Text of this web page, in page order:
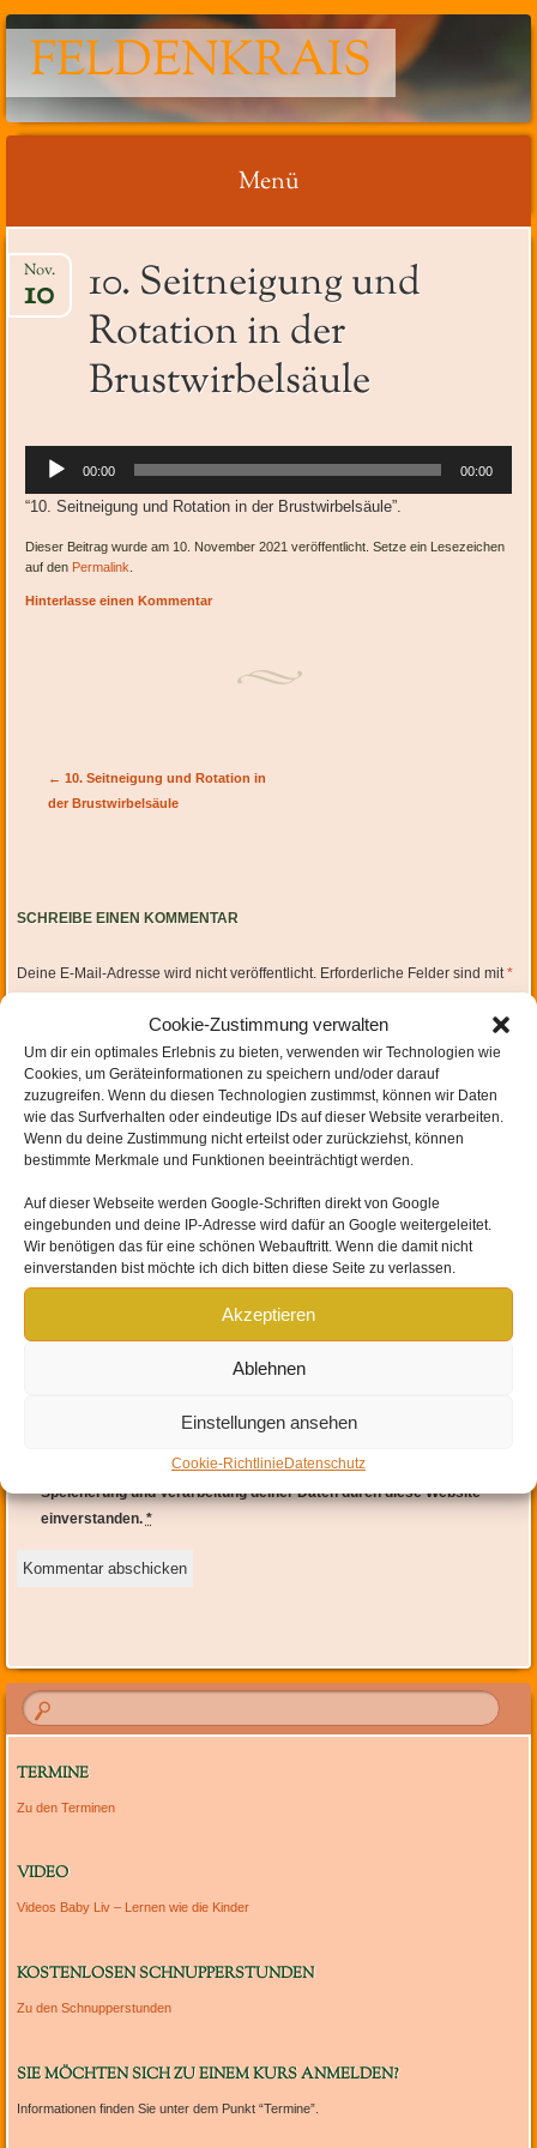
Cookie-Zustimmung verwalten
Um dir ein optimales Erlebnis zu bieten, verwenden wir Technologien wie
Cookies, um Geräteinformationen zu speichern und/oder darauf
zuzugreifen. Wenn du diesen Technologien zustimmst, können wir Daten
wie das Surfverhalten oder eindeutige IDs auf dieser Website verarbeiten.
Wenn du deine Zustimmung nicht erteilst oder zurückziehst, können
bestimmte Merkmale und Funktionen beeinträchtigt werden.
Auf dieser Webseite werden Google-Schriften direkt von Google
eingebunden und deine IP-Adresse wird dafür an Google weitergeleitet.
Wir benötigen das für eine schönen Webauftritt. Wenn die damit nicht
einverstanden bist möchte ich dich bitten diese Seite zu verlassen.
Akzeptieren
Ablehnen
Einstellungen ansehen
Cookie-Richtlinie Datenschutz
FELDENKRAIS
Menü
zum
10. Seitneigung und
Rotation in der
Brustwirbelsäule
Nov.
10
Audio-
Player
00:00 00:00
“10. Seitneigung und Rotation in der Brustwirbelsäule”.
Dieser Beitrag wurde am 10. November 2021 veröffentlicht. Setze ein Lesezeichen
auf den Permalink
Hinterlasse einen Kommentar
Artikel-Navigation
← 10. Seitneigung und Rotation in
der Brustwirbelsäule
SCHREIBE EINEN KOMMENTAR
Deine E-Mail-Adresse wird nicht veröffentlicht. Erforderliche Felder sind mit*
Name*
E-Mail-Adresse*
Mit der Nutzung dieses Formulars erklärst du dich mit der
Speicherung und Verarbeitung deiner Daten durch diese Website
einverstanden. *
TERMINE
Zu den Terminen
VIDEO
Videos Baby Liv – Lernen wie die Kinder
KOSTENLOSEN SCHNUPPERSTUNDEN
Zu den Schnupperstunden
SIE MÖCHTEN SICH ZU EINEM KURS ANMELDEN?
Informationen finden Sie unter dem Punkt “Termine”.